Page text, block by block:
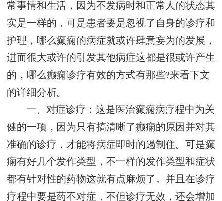
常事情和生活，因为不发病时和正常人的状态其
实是一样的，可是患者要是忽视了自身的诊疗和
护理，哪么癫痫的病症就或许肆意妄为的发展，
进而很大或许的引发其他病症这都是很或许产生
的，哪么癫痫诊疗有效的方式有那些?来看下文
的详细分析。
一、对症诊疗：这是医治癫痫病疗程中为关
健的一项，因为只有搞清晰了癫痫的原因并对其
准确的诊疗，才能将病症即时的遏制住。可是癫
痫有好几个发作类型，不一样的发作类型和症状
都有针对性的药物这就有点麻烦了。并且在诊疗
疗程中要是药不对症，不但诊疗无效，还会增加